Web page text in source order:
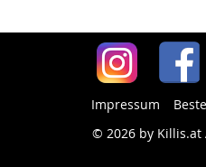
Impressum
© 2026 by Killis.at